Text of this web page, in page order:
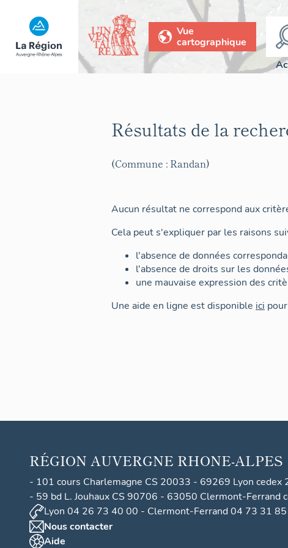
Vue
cartographique
Résultats de la
(Commune : Randan)
Aucun résultat ne correspond aux
Cela peut s'expliquer par les raisons
l'absence de données
l'absence de droits sur les
une mauvaise expression des
Une aide en ligne est disponible ici
RÉGION AUVERGNE RHONE-ALPES
- 101 cours Charlemagne CS 20033 - 69269 Lyon cedex
- 59 bd L. Jouhaux CS 90706 - 63050 Clermont-Ferrand
Lyon 04 26 73 40 00 - Clermont-Ferrand 04 73 31
Nous contacter
Aide